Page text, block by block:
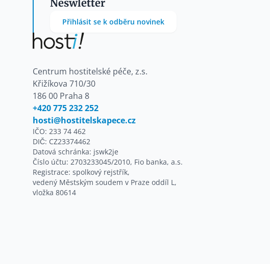
Neswletter
Přihlásit se k odběru novinek
Centrum hostitelské péče, z.s.
Křižíkova 710/30
186 00 Praha 8
+420 775 232 252
hosti@hostitelskapece.cz
IČO: 233 74 462
DIČ: CZ23374462
Datová schránka: jswk2je
Číslo účtu: 2703233045/2010, Fio banka, a.s.
Registrace: spolkový rejstřík,
vedený Městským soudem v Praze oddíl L,
vložka 80614